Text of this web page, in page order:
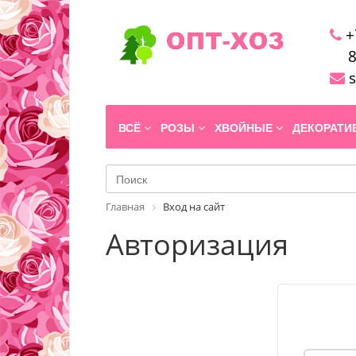
ВСЁ РОЗЫ ХВОЙНЫЕ
Главная Вход на сайт
Авторизация